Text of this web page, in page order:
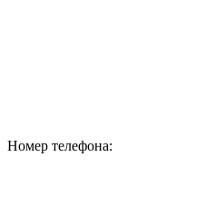
Номер телефона: